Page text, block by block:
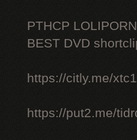
PTHCP
BEST DVD
https://citly.me/
https://put2.me/